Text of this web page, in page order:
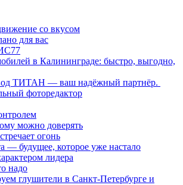
со вкусом
для вас
в Калининграде: быстро, выгодно,
ТИТАН — ваш надёжный партнёр.
фоторедактор
можно доверять
огонь
— будущее, которое уже настало
лидера
надо
глушители в Санкт-Петербурге и